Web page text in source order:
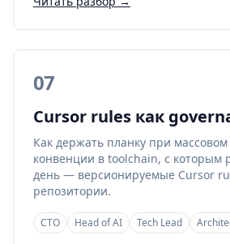
07
Cursor rules как
Как держать планку при массовом
конвенции в toolchain, с которым
день — версионируемые Cursor
репозитории.
CTO Head of AI Tech Lead